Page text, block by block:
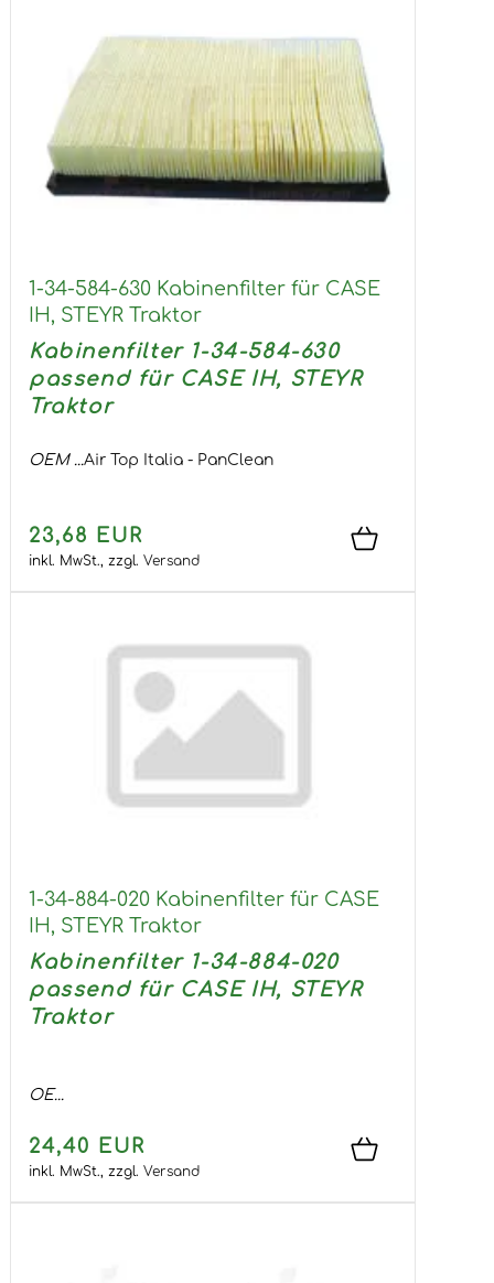
1-34-584-630 Kabinenfilter für CASE
IH, STEYR Traktor
Kabinenfilter 1-34-584-630
passend für CASE IH, STEYR
Traktor
OEM ...Air Top Italia - PanClean
23,68 EUR
inkl. MwSt., zzgl. Versand
1-34-884-020 Kabinenfilter für CASE
IH, STEYR Traktor
Kabinenfilter 1-34-884-020
passend für CASE IH, STEYR
Traktor
OE...
24,40 EUR
inkl. MwSt., zzgl. Versand